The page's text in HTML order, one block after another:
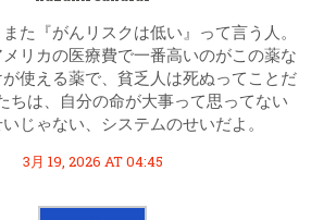
た『がんリスクは低い』って言う人。
リカの医療費で一番高いのがこの薬な
使える薬で、貧乏人は死ぬってことだ
ちは、自分の命が大事って思ってない
じゃない、システムのせいだよ。
3月 19, 2026 AT 04:45